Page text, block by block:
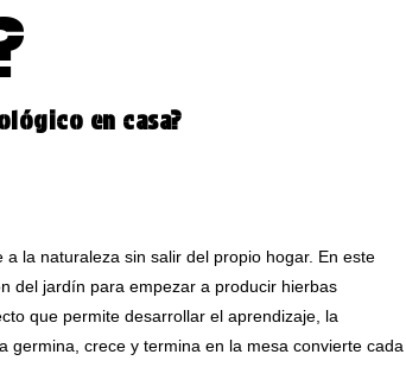
en casa?
la naturaleza sin salir del propio hogar. En este
del jardín para empezar a producir hierbas
que permite desarrollar el aprendizaje, la
germina, crece y termina en la mesa convierte cada